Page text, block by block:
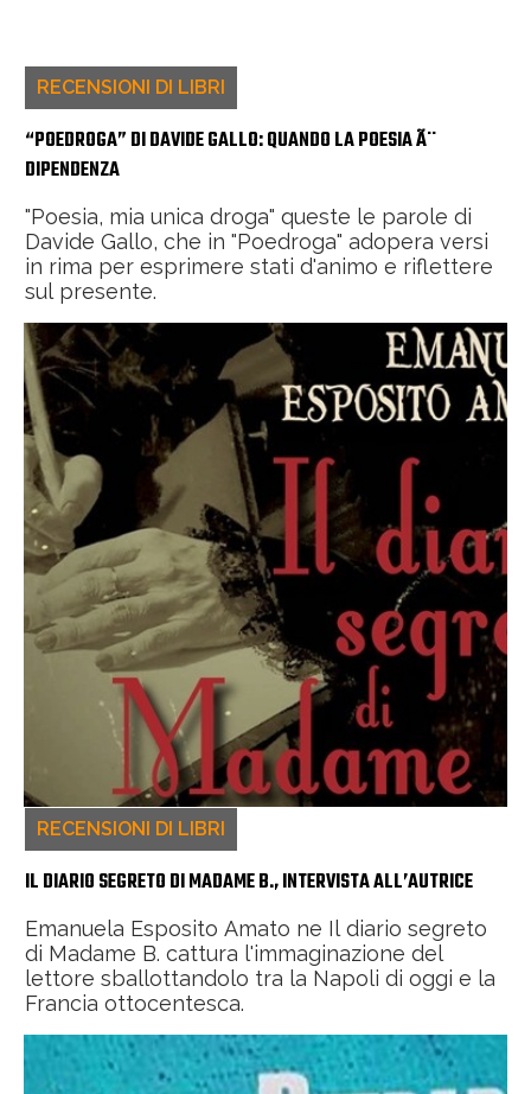
RECENSIONI DI LIBRI
“POEDROGA” DI DAVIDE GALLO: QUANDO LA POESIA Ã¨
DIPENDENZA
"Poesia, mia unica droga" queste le parole di
Davide Gallo, che in "Poedroga" adopera versi
in rima per esprimere stati d'animo e riflettere
sul presente.
RECENSIONI DI LIBRI
IL DIARIO SEGRETO DI MADAME B., INTERVISTA ALL’AUTRICE
Emanuela Esposito Amato ne Il diario segreto
di Madame B. cattura l'immaginazione del
lettore sballottandolo tra la Napoli di oggi e la
Francia ottocentesca.